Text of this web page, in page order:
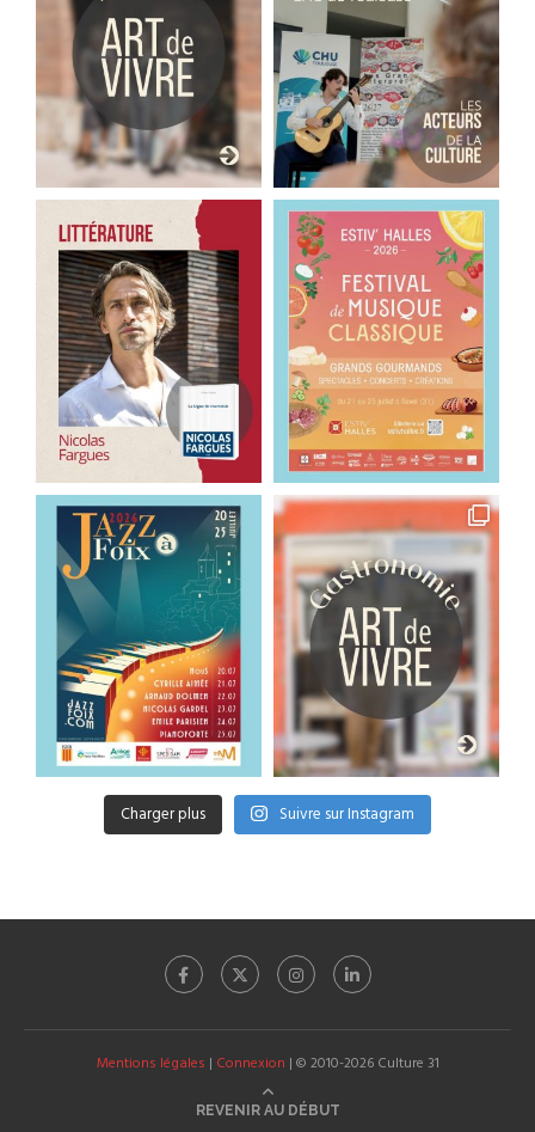
Charger plus Suivre sur Instagram
Mentions légales | Connexion | © 2010-2026 Culture 31
REVENIR AU DÉBUT